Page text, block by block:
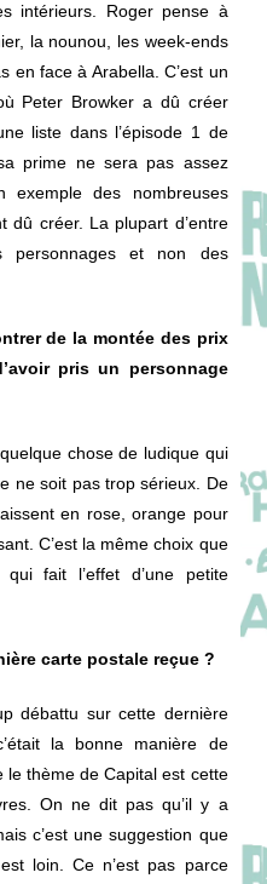
intérieurs. Roger pense à
la nounou, les week-ends
face à Arabella. C’est un
Peter Browker a dû créer
liste dans l’épisode 1 de
prime ne sera pas assez
exemple des nombreuses
dû créer. La plupart d’entre
personnages et non des
de la montée des prix
pris un personnage
chose de ludique qui
ne soit pas trop sérieux. De
en rose, orange pour
C’est la même choix que
fait l’effet d’une petite
carte postale reçue ?
débattu sur cette dernière
la bonne manière de
thème de Capital est cette
On ne dit pas qu’il y a
c’est une suggestion que
loin. Ce n’est pas parce